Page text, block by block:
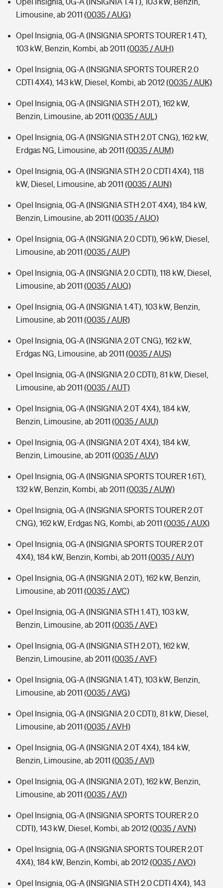
Limousine, ab 2011 (0035 / AUG)
Opel Insignia, 0G-A (INSIGNIA SPORTS TOURER 1.4T),
103 kW, Benzin, Kombi, ab 2011 (0035 / AUH)
Opel Insignia, 0G-A (INSIGNIA SPORTS TOURER 2.0
CDTI 4X4), 143 kW, Diesel, Kombi, ab 2012(0035 / AUK)
Opel Insignia, 0G-A (INSIGNIA STH 2.0T), 162 kW,
Benzin, Limousine, ab 2011 (0035 / AUL)
Opel Insignia, 0G-A (INSIGNIA STH 2.0T CNG), 162 kW,
Erdgas NG, Limousine, ab 2011 (0035 / AUM)
Opel Insignia, 0G-A (INSIGNIA STH 2.0 CDTI 4X4), 118
kW, Diesel, Limousine, ab 2011 (0035 / AUN)
Opel Insignia, 0G-A (INSIGNIA STH 2.0T 4X4), 184 kW,
Benzin, Limousine, ab 2011 (0035 / AUO)
Opel Insignia, 0G-A (INSIGNIA 2.0 CDTI), 96 kW, Diesel,
Limousine, ab 2011 (0035 / AUP)
Opel Insignia, 0G-A (INSIGNIA 2.0 CDTI), 118 kW, Diesel,
Limousine, ab 2011 (0035 / AUQ)
Opel Insignia, 0G-A (INSIGNIA 1.4T), 103 kW, Benzin,
Limousine, ab 2011 (0035 / AUR)
Opel Insignia, 0G-A (INSIGNIA 2.0T CNG), 162 kW,
Erdgas NG, Limousine, ab 2011 (0035 / AUS)
Opel Insignia, 0G-A (INSIGNIA 2.0 CDTI), 81 kW, Diesel,
Limousine, ab 2011 (0035 / AUT)
Opel Insignia, 0G-A (INSIGNIA 2.0T 4X4), 184 kW,
Benzin, Limousine, ab 2011 (0035 / AUU)
Opel Insignia, 0G-A (INSIGNIA 2.0T 4X4), 184 kW,
Benzin, Limousine, ab 2011 (0035 / AUV)
Opel Insignia, 0G-A (INSIGNIA SPORTS TOURER 1.6T),
132 kW, Benzin, Kombi, ab 2011 (0035 / AUW)
Opel Insignia, 0G-A (INSIGNIA SPORTS TOURER 2.0T
CNG), 162 kW, Erdgas NG, Kombi, ab 2011 (0035 / AUX)
Opel Insignia, 0G-A (INSIGNIA SPORTS TOURER 2.0T
4X4), 184 kW, Benzin, Kombi, ab 2011 (0035 / AUY)
Opel Insignia, 0G-A (INSIGNIA 2.0T), 162 kW, Benzin,
Limousine, ab 2011 (0035 / AVC)
Opel Insignia, 0G-A (INSIGNIA STH 1.4T), 103 kW,
Benzin, Limousine, ab 2011 (0035 / AVE)
Opel Insignia, 0G-A (INSIGNIA STH 2.0T), 162 kW,
Benzin, Limousine, ab 2011 (0035 / AVF)
Opel Insignia, 0G-A (INSIGNIA 1.4T), 103 kW, Benzin,
Limousine, ab 2011 (0035 / AVG)
Opel Insignia, 0G-A (INSIGNIA 2.0 CDTI), 81 kW, Diesel,
Limousine, ab 2011 (0035 / AVH)
Opel Insignia, 0G-A (INSIGNIA 2.0T 4X4), 184 kW,
Benzin, Limousine, ab 2011 (0035 / AVI)
Opel Insignia, 0G-A (INSIGNIA 2.0T), 162 kW, Benzin,
Limousine, ab 2011 (0035 / AVJ)
Opel Insignia, 0G-A (INSIGNIA SPORTS TOURER 2.0
CDTI), 143 kW, Diesel, Kombi, ab 2012(0035 / AVN)
Opel Insignia, 0G-A (INSIGNIA SPORTS TOURER 2.0T
4X4), 184 kW, Benzin, Kombi, ab 2012(0035 / AVO)
Opel Insignia, 0G-A (INSIGNIA STH 2.0 CDTI 4X4), 143